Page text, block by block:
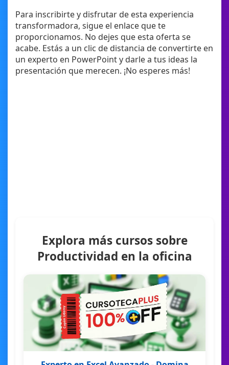
Para inscribirte y disfrutar de esta experiencia
transformadora, sigue el enlace que te
proporcionamos. No dejes que esta oferta se
acabe. Estás a un clic de distancia de convertirte en
un experto en PowerPoint y darle a tus ideas la
presentación que merecen. ¡No esperes más!
Explora más cursos sobre
Productividad en la oficina